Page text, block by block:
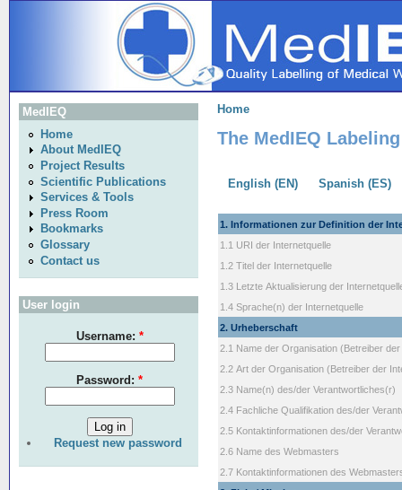
MedIEQ
Home
About MedIEQ
Project Results
Scientific Publications
Services & Tools
Press Room
Bookmarks
Glossary
Contact us
User login
Username: *
Password: *
Request new password
Home
The MedIEQ
English (EN) Spanish (ES)
1. Informationen zur Definition der
1.1 URI der Internetquelle
1.2 Titel der Internetquelle
1.3 Letzte Aktualisierung der
1.4 Sprache(n) der Internetquelle
2. Urheberschaft
2.1 Name der Organisation (Betreiber
2.2 Art der Organisation (Betreiber der
2.3 Name(n) des/der Verantwortliches(r)
2.4 Fachliche Qualifikation des/der
2.5 Kontaktinformationen des/der
2.6 Name des Webmasters
2.7 Kontaktinformationen des